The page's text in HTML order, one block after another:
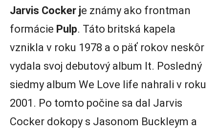
Jarvis Cocker je známy ako frontman
formácie Pulp. Táto britská kapela
vznikla v roku 1978 a o päť rokov neskôr
vydala svoj debutový album It. Posledný
siedmy album We Love life nahrali v roku
2001. Po tomto počine sa dal Jarvis
Cocker dokopy s Jasonom Buckleym a